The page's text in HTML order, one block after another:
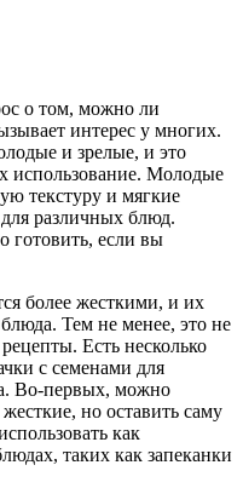
о том, можно ли
интерес у многих.
и зрелые, и это
использование. Молодые
текстуру и мягкие
различных блюд.
готовить, если вы
более жесткими, и их
Тем не менее, это не
Есть несколько
с семенами для
Во-первых, можно
но оставить саму
как
таких как запеканки